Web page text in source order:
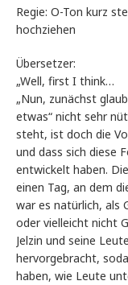
Regie: O-Ton kurz
hochziehen
Übersetzer:
„Well, first I think…
„Nun, zunächst
etwas“ nicht sehr
steht, ist doch die
und dass sich diese
entwickelt haben.
einen Tag, an dem
war es natürlich, als
oder vielleicht nicht
Jelzin und seine
hervorgebracht,
haben, wie Leute